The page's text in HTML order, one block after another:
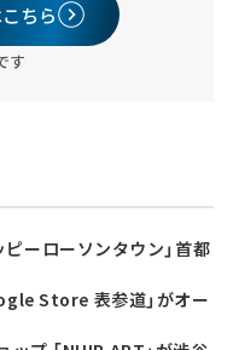
ちら
す
ーローソンタウン」首都
Store 表参道」がオー